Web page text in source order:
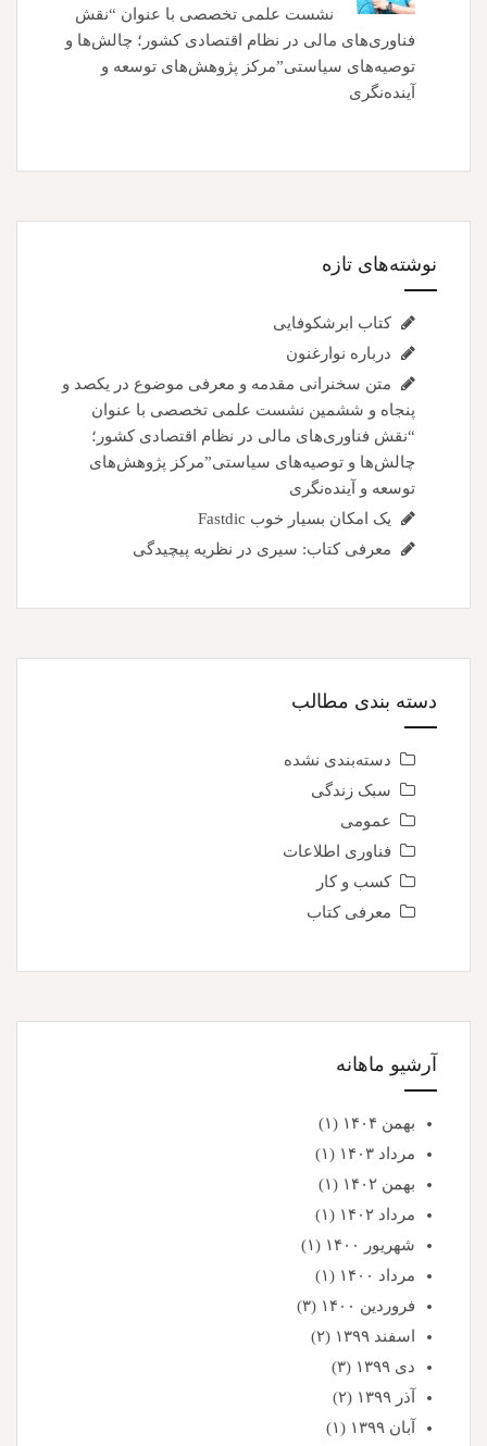
نشست علمی تخصصی با عنوان “نقش
فناوری‌های مالی در نظام اقتصادی کشور؛ چالش‌ها و
توصیه‌های سیاستی”مرکز پژوهش‌های توسعه و
آینده‌نگری
نوشته‌های تازه
کتاب ابرشکوفایی
درباره نوارغنون
متن سخنرانی مقدمه و معرفی موضوع در یکصد و
پنجاه و ششمین نشست علمی تخصصی با عنوان
“نقش فناوری‌های مالی در نظام اقتصادی کشور؛
چالش‌ها و توصیه‌های سیاستی”مرکز پژوهش‌های
توسعه و آینده‌نگری
یک امکان بسیار خوب Fastdic
معرفی کتاب: سیری در نظریه پیچیدگی
دسته بندی مطالب
دسته‌بندی نشده
سبک زندگی
عمومی
فناوری اطلاعات
کسب و کار
معرفی کتاب
آرشیو ماهانه
بهمن ۱۴۰۴
(۱)
مرداد ۱۴۰۳
(۱)
بهمن ۱۴۰۲
(۱)
مرداد ۱۴۰۲
(۱)
شهریور ۱۴۰۰
(۱)
مرداد ۱۴۰۰
(۱)
فروردین ۱۴۰۰
(۳)
اسفند ۱۳۹۹
(۲)
دی ۱۳۹۹
(۳)
آذر ۱۳۹۹
(۲)
آبان ۱۳۹۹
(۱)